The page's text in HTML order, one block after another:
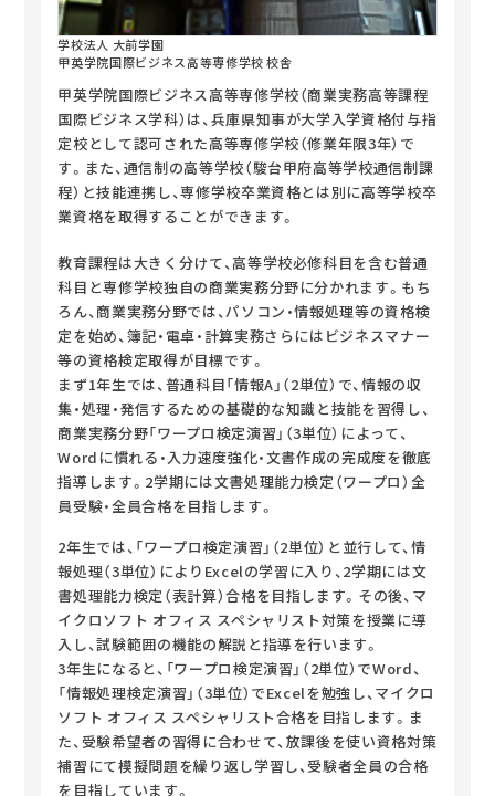
学校法人 大前学園
甲英学院国際ビジネス高等専修学校 校舎
甲英学院国際ビジネス高等専修学校（商業実務高等課程
国際ビジネス学科）は、兵庫県知事が大学入学資格付与指
定校として認可された高等専修学校（修業年限3年）で
す。また、通信制の高等学校（駿台甲府高等学校通信制課
程）と技能連携し、専修学校卒業資格とは別に高等学校卒
業資格を取得することができます。
教育課程は大きく分けて、高等学校必修科目を含む普通
科目と専修学校独自の商業実務分野に分かれます。もち
ろん、商業実務分野では、パソコン・情報処理等の資格検
定を始め、簿記・電卓・計算実務さらにはビジネスマナー
等の資格検定取得が目標です。
まず1年生では、普通科目「情報A」（2単位）で、情報の収
集・処理・発信するための基礎的な知識と技能を習得し、
商業実務分野「ワープロ検定演習」（3単位）によって、
Wordに慣れる・入力速度強化・文書作成の完成度を徹底
指導します。2学期には文書処理能力検定（ワープロ）全
員受験・全員合格を目指します。
2年生では、「ワープロ検定演習」（2単位）と並行して、情
報処理（3単位）によりExcelの学習に入り、2学期には文
書処理能力検定（表計算）合格を目指します。その後、マ
イクロソフト オフィス スペシャリスト対策を授業に導
入し、試験範囲の機能の解説と指導を行います。
3年生になると、「ワープロ検定演習」（2単位）でWord、
「情報処理検定演習」（3単位）でExcelを勉強し、マイクロ
ソフト オフィス スペシャリスト合格を目指します。ま
た、受験希望者の習得に合わせて、放課後を使い資格対策
補習にて模擬問題を繰り返し学習し、受験者全員の合格
を目指しています。